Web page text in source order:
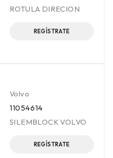
ROTULA DIRECION
REGÍSTRATE
Volvo
11054614
SILEMBLOCK VOLVO
REGÍSTRATE